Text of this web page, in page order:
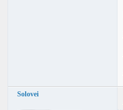
Solovei